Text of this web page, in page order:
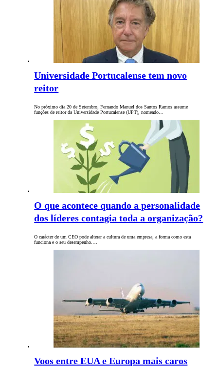
Universidade Portucalense tem novo
reitor
No próximo dia 20 de Setembro, Fernando Manuel dos Santos Ramos assume
funções de reitor da Universidade Portucalense (UPT), nomeado…
O que acontece quando a personalidade
dos líderes contagia toda a organização?
O carácter de um CEO pode alterar a cultura de uma empresa, a forma como esta
funciona e o seu desempenho.…
Voos entre EUA e Europa mais caros